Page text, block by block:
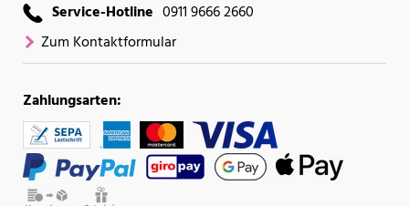
Service-Hotline 0911 9666 2660
Zum Kontaktformular
Zahlungsarten: